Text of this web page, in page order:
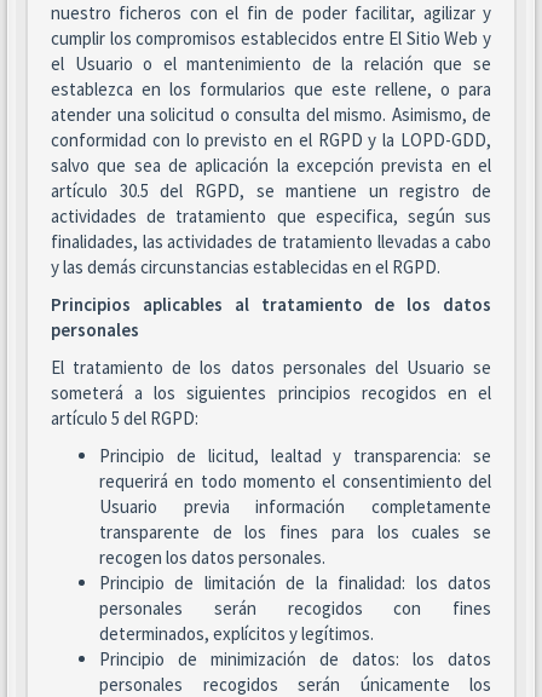
nuestro ficheros con el fin de poder facilitar, agilizar y
cumplir los compromisos establecidos entre El Sitio Web y
el Usuario o el mantenimiento de la relación que se
establezca en los formularios que este rellene, o para
atender una solicitud o consulta del mismo. Asimismo, de
conformidad con lo previsto en el RGPD y la LOPD-GDD,
salvo que sea de aplicación la excepción prevista en el
artículo 30.5 del RGPD, se mantiene un registro de
actividades de tratamiento que especifica, según sus
finalidades, las actividades de tratamiento llevadas a cabo
y las demás circunstancias establecidas en el RGPD.
Principios aplicables al tratamiento de los datos
personales
El tratamiento de los datos personales del Usuario se
someterá a los siguientes principios recogidos en el
artículo 5 del RGPD:
Principio de licitud, lealtad y transparencia: se
requerirá en todo momento el consentimiento del
Usuario previa información completamente
transparente de los fines para los cuales se
recogen los datos personales.
Principio de limitación de la finalidad: los datos
personales serán recogidos con fines
determinados, explícitos y legítimos.
Principio de minimización de datos: los datos
personales recogidos serán únicamente los